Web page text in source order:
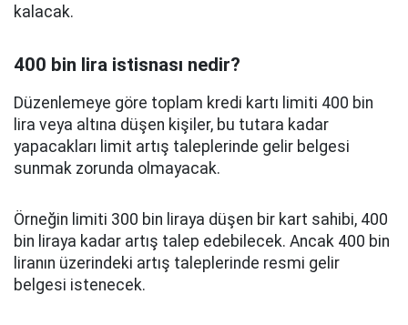
kalacak.
400 bin lira istisnası nedir?
Düzenlemeye göre toplam kredi kartı limiti 400 bin
lira veya altına düşen kişiler, bu tutara kadar
yapacakları limit artış taleplerinde gelir belgesi
sunmak zorunda olmayacak.
Örneğin limiti 300 bin liraya düşen bir kart sahibi, 400
bin liraya kadar artış talep edebilecek. Ancak 400 bin
liranın üzerindeki artış taleplerinde resmi gelir
belgesi istenecek.